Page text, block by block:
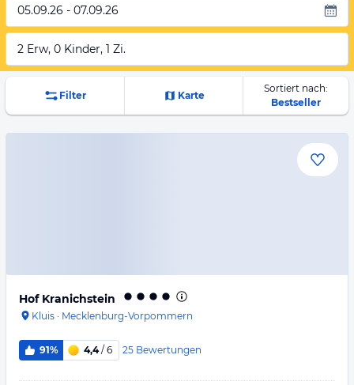
05.09.26 - 07.09.26
2 Erw, 0 Kinder, 1 Zi.
Filter Karte
Sortiert nach:
Bestseller
Hof Kranichstein
Kluis · Mecklenburg-Vorpommern
91% 4,4/ 6 25 Bewertungen